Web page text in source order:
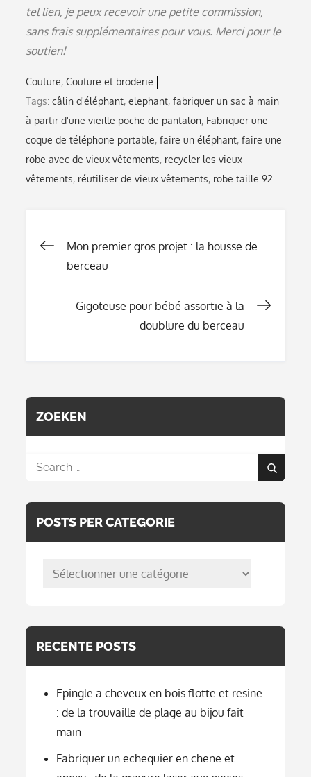
tel lien, je peux recevoir une petite commission,
sans frais supplémentaires pour vous. Merci pour le
soutien!
Couture Couture et broderie
Tags:câlin d'éléphant,elephant,fabriquer un sac à main
à partir d'une vieille poche de pantalon, Fabriquer une
coque de téléphone portable,faire un éléphant,faire une
robe avec de vieux vêtements, recycler les vieux
vêtements, réutiliser de vieux vêtements, robe taille 92
Navigation
de
Mon premier gros projet : la housse de
berceau
Gigoteuse pour bébé assortie à la
doublure du berceau
ZOEKEN
Search
Search
POSTS PER CATEGORIE
posts
RECENTE POSTS
Epingle a cheveux en bois flotte et resine
: de la trouvaille de plage au bijou fait
main
Fabriquer un echequier en chene et